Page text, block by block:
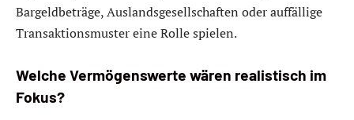
Bargeldbeträge, Auslandsgesellschaften oder auffällige
Transaktionsmuster eine Rolle spielen.
Welche Vermögenswerte wären realistisch im
Fokus?